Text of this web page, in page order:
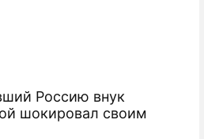
Россию внук
шокировал своим